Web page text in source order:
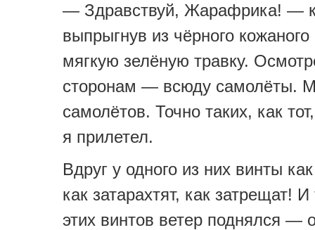
— Здравствуй, Жарафрика! —
выпрыгнув из чёрного
мягкую зелёную травку.
сторонам — всюду самолёты.
самолётов. Точно таких, как
я прилетел.
Вдруг у одного из них винты
как затарахтят, как затрещат! И
этих винтов ветер поднялся —